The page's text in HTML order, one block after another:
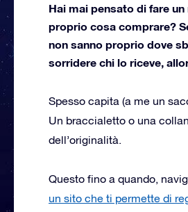
Hai mai pensato di fare
proprio cosa comprare?
non sanno proprio dove
sorridere chi lo riceve,
Spesso capita (a me un
Un braccialetto o una
dell’originalità.
Questo fino a quando,
un sito che ti permette di